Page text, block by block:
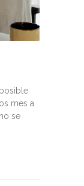
mes a
se